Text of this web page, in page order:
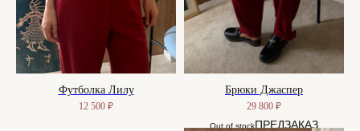
Футболка Лилу
12 500 ₽
Брюки Джаспер
29 800 ₽
Out of stock